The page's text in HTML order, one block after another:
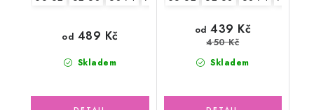
Skladem
od 489 Kč
Skladem
od 439 Kč
450 Kč